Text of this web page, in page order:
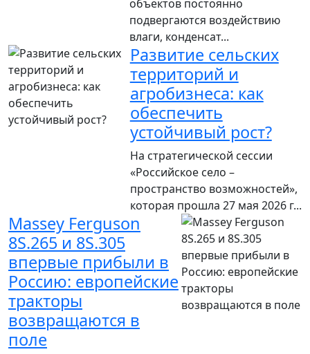
объектов постоянно
подвергаются воздействию
влаги, конденсат...
Развитие сельских
территорий и
агробизнеса: как
обеспечить
устойчивый рост?
На стратегической сессии
«Российское село –
пространство возможностей»,
которая прошла 27 мая 2026 г...
Massey Ferguson
8S.265 и 8S.305
впервые прибыли в
Россию: европейские
тракторы
возвращаются в
поле